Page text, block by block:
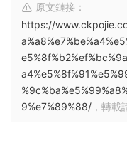
原文鏈接：
https://
9%e7%89%88/ ，轉載